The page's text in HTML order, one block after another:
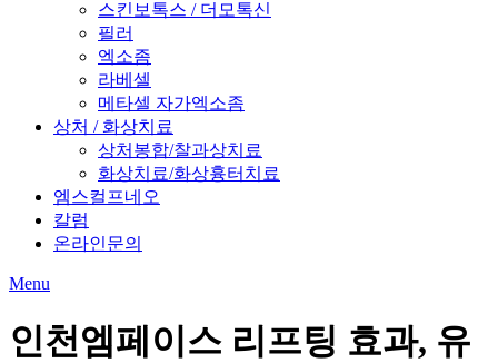
스킨보톡스 / 더모톡신
필러
엑소좀
라베셀
메타셀 자가엑소좀
상처 / 화상치료
상처봉합/찰과상치료
화상치료/화상흉터치료
엠스컬프네오
칼럼
온라인문의
Menu
인천엠페이스 리프팅 효과, 유